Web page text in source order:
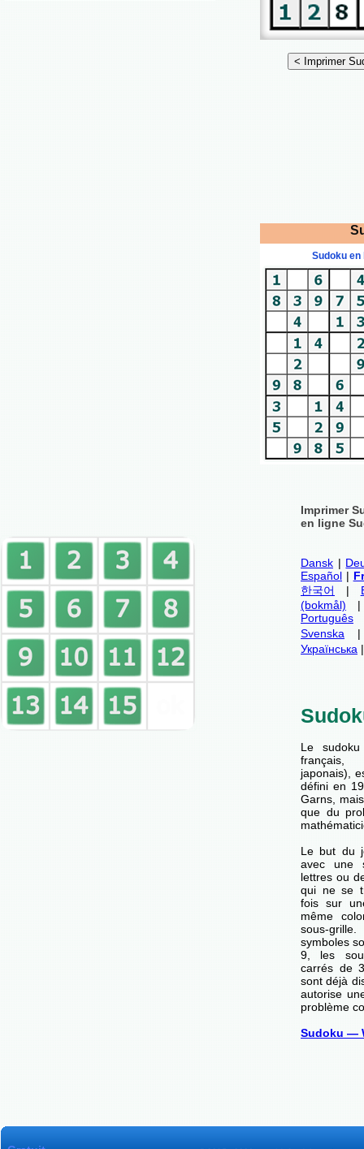
Sudoku en
Imprimer
en ligne
Dansk |
Español |
한국어
|
(bokmål)
Português
Svenska
Українська
Le
français,
japonais),
défini en
Garns,
que du
Le but du
avec une
lettres ou
qui ne se
fois sur
même
sous-
symboles
9, les
carrés de
sont déjà
autorise
problème
Sudoku —